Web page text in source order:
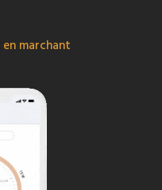
en marchant